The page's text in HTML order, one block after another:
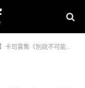
》、泰隆·艾格頓主演《俄羅斯方塊版權之戰》